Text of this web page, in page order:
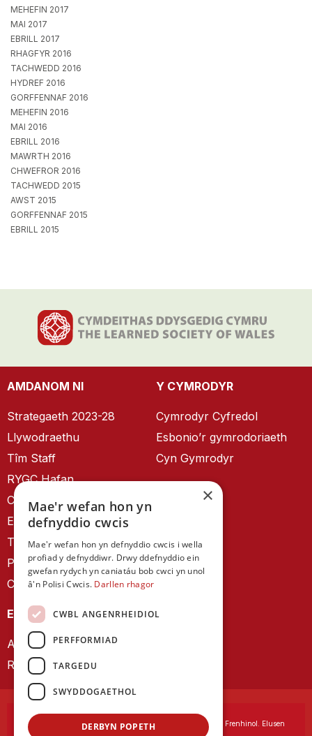
MEHEFIN 2017
MAI 2017
EBRILL 2017
RHAGFYR 2016
TACHWEDD 2016
HYDREF 2016
GORFFENNAF 2016
MEHEFIN 2016
MAI 2016
EBRILL 2016
MAWRTH 2016
CHWEFROR 2016
TACHWEDD 2015
AWST 2015
GORFFENNAF 2015
EBRILL 2015
AMDANOM NI
Strategaeth 2023-28
Llywodraethu
Tîm Staff
RYGC Hafan
Canllawiau brandio
Ein Hanes
Telerau ac Amodau
Polisi Preifatrwydd
Cysylltu â ni
Y CYMRODYR
Cymrodyr Cyfredol
Esbonio’r gymrodoriaeth
Cyn Gymrodyr
EIN CYHOEDDIADAU
Astudiaethau Cymreig
Rhwydwaith Ymchwil Gyrfa Cynnar
Cymdeithas Ddysgedig Cymru , corfforedig drwy Siarter Frenhinol. Elusen
×
Mae'r wefan hon yn
defnyddio cwcis
Mae'r wefan hon yn defnyddio cwcis i wella
profiad y defnyddiwr. Drwy ddefnyddio ein
gwefan rydych yn caniatáu bob cwci yn unol
â'n Polisi Cwcis. Darllen rhagor
CWBL ANGENRHEIDIOL
PERFFORMIAD
TARGEDU
SWYDDOGAETHOL
DERBYN POPETH